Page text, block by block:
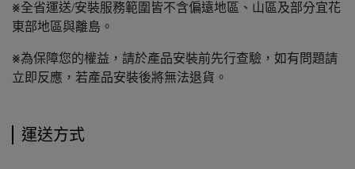
⨳全省運送/安裝服務範圍皆不含偏遠地區、山區及部分宜花
東部地區與離島。
⨳為保障您的權益，請於產品安裝前先行查驗，如有問題請
立即反應，若產品安裝後將無法退貨。
運送方式